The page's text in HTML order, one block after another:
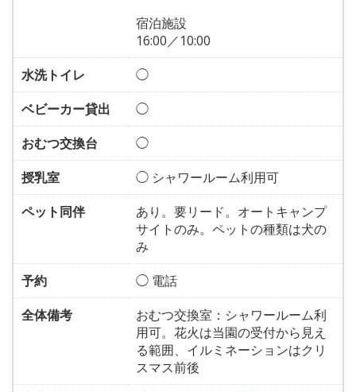
宿泊施設
16:00／10:00
水洗トイレ
◯
ベビーカー貸出
◯
おむつ交換台
◯
授乳室
◯ シャワールーム利用可
ペット同伴
あり。要リード。オートキャンプ
サイトのみ。ペットの種類は犬の
み
予約
◯ 電話
全体備考
おむつ交換室：シャワールーム利
用可。花火は当園の受付から見え
る範囲、イルミネーションはクリ
スマス前後